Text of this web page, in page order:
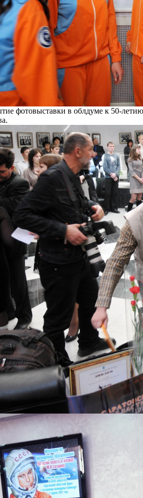
фотовыставки в облдуме к 50-